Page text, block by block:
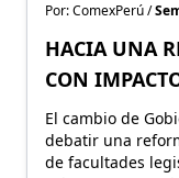
Por: ComexPerú /
HACIA UNA
CON
El cambio de
debatir una
de facultades